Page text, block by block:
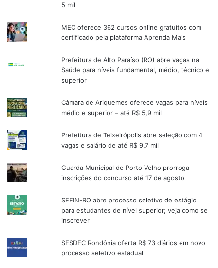
5 mil
MEC oferece 362 cursos online gratuitos com
certificado pela plataforma Aprenda Mais
Prefeitura de Alto Paraíso (RO) abre vagas na
Saúde para níveis fundamental, médio, técnico e
superior
Câmara de Ariquemes oferece vagas para níveis
médio e superior – até R$ 5,9 mil
Prefeitura de Teixeirópolis abre seleção com 4
vagas e salário de até R$ 9,7 mil
Guarda Municipal de Porto Velho prorroga
inscrições do concurso até 17 de agosto
SEFIN-RO abre processo seletivo de estágio
para estudantes de nível superior; veja como se
inscrever
SESDEC Rondônia oferta R$ 73 diários em novo
processo seletivo estadual